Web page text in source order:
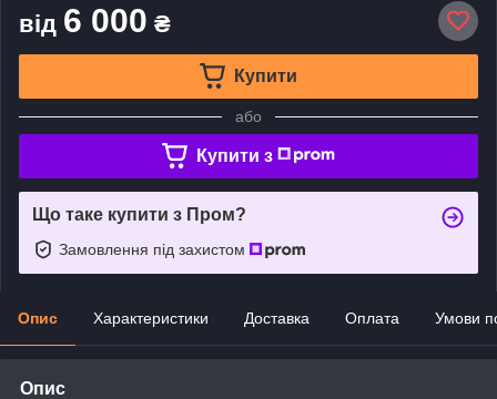
від 6 000 ₴
Купити
або
Купити з
Що таке купити з Пром?
Замовлення під захистом
Опис Характеристики Доставка Оплата Умови
Опис